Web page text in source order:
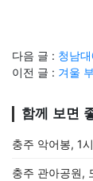
다음 글 : 청남
이전 글 : 겨울
함께 보면
충주 악어봉, 1
충주 관아공원,